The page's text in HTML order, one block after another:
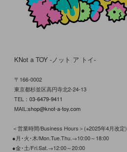
KNot a TOY -ノット ア トイ-
〒166-0002
東京都杉並区高円寺北2-24-13
TEL： 03-6479-9411
MAIL:shop@knot-a-toy.com
＜営業時間/Business Hours＞(※2025年4月改定)
●月･火･木/Mon.Tue.Thu.→10:00～18:00
●金･土/Fri.Sat.→12:00～20:00